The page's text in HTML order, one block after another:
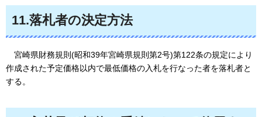
11.落札者の決定方法
宮崎県財務規則(昭和39年宮崎県規則第2号)第122条の規定により
作成された予定価格以内で最低価格の入札を行なった者を落札者と
する。